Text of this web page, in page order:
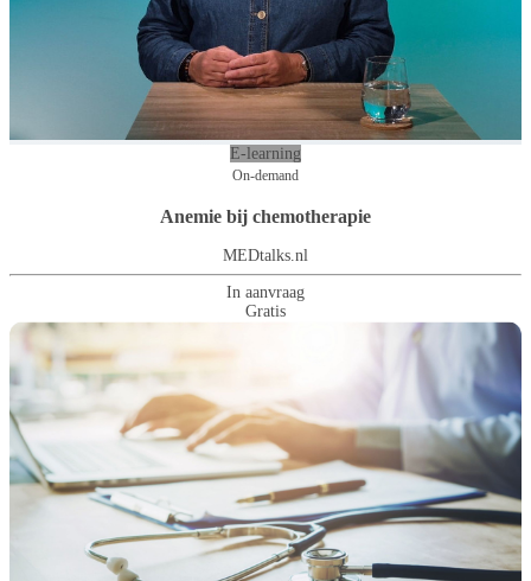
E-learning
On-demand
Anemie bij chemotherapie
MEDtalks.nl
In aanvraag
Gratis